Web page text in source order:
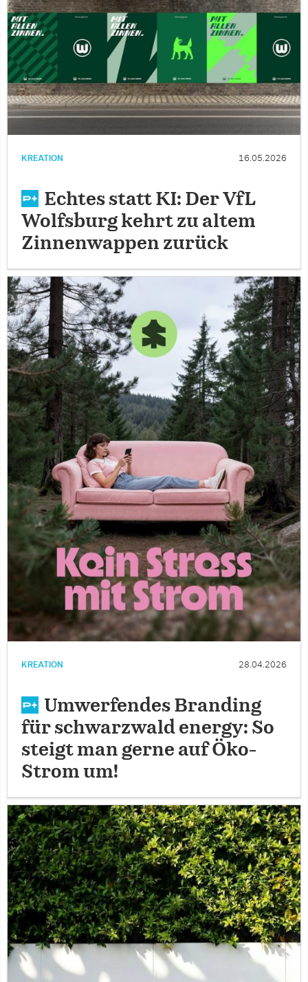
KREATION 16.05.2026
Echtes statt KI: Der VfL
Wolfsburg kehrt zu altem
Zinnenwappen zurück
KREATION 28.04.2026
Umwerfendes Branding
für schwarzwald energy: So
steigt man gerne auf Öko-
Strom um!